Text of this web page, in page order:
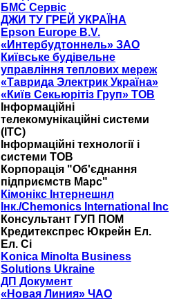
БМС Сервіс
ДЖИ ТУ ГРЕЙ УКРАЇНА
Epson Europe B.V.
«Интербудтоннель» ЗАО
Київське будівельне
управління теплових мереж
«Таврида Электрик Україна»
«Київ Секьюрітіз Груп» ТОВ
Інформаційні
телекомунікаційні системи
(ІТС)
Інформаційні технології і
системи ТОВ
Корпорація "Об'єднання
підприємств Марс"
Кімонікс Інтернешнл
Інк./Chemonics International Inc
Консультант ГУП ПОМ
Кредитекспрес Юкрейн Ел.
Ел. Сі
Konica Minolta Business
Solutions Ukraine
ДП Документ
«Новая Линия» ЧАО